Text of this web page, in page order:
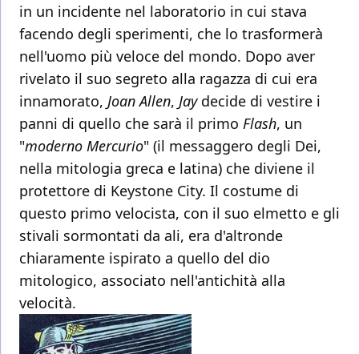
in un incidente nel laboratorio in cui stava
facendo degli sperimenti, che lo trasformerà
nell'uomo più veloce del mondo. Dopo aver
rivelato il suo segreto alla ragazza di cui era
innamorato, Joan Allen, Jaydecide di vestire i
panni di quello che sarà il primo Flash, un
"moderno Mercurio" (il messaggero degli Dei,
nella mitologia greca e latina) che diviene il
protettore di Keystone City. Il costume di
questo primo velocista, con il suo elmetto e gli
stivali sormontati da ali, era d'altronde
chiaramente ispirato a quello del dio
mitologico, associato nell'antichità alla
velocità.